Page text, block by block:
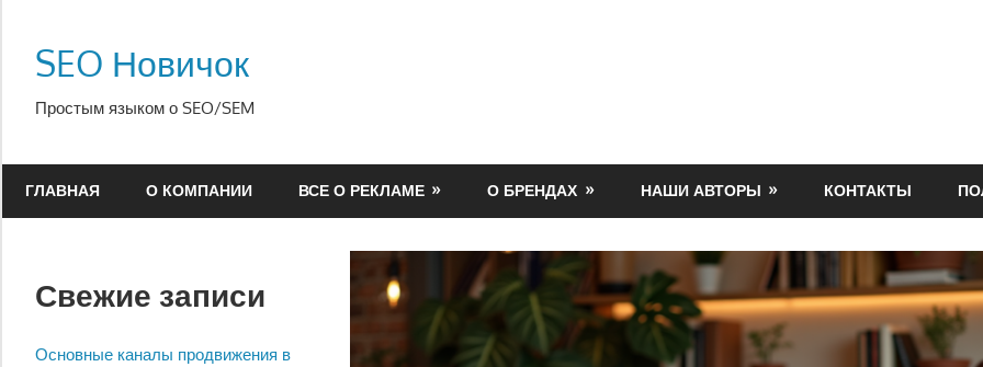
содержимому
SEO Новичок
Простым языком о SEO/SEM
ГЛАВНАЯ О КОМПАНИИ ВСЕ О РЕКЛАМЕ О БРЕНДАХ НАШИ АВТОРЫ КОНТАКТЫ
Свежие записи
Основные каналы продвижения в